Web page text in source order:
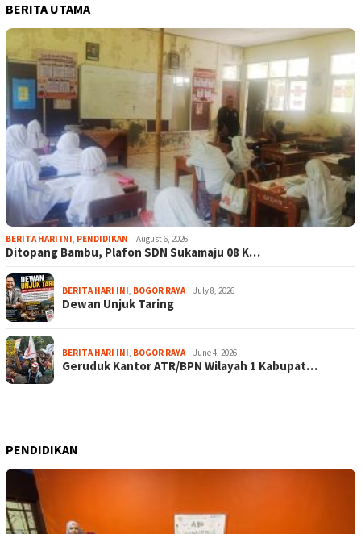
BERITA UTAMA
BERITA HARI INI, PENDIDIKAN August 6, 2026
Ditopang Bambu, Plafon SDN Sukamaju 08 K…
BERITA HARI INI, BOGOR RAYA July 8, 2026
Dewan Unjuk Taring
BERITA HARI INI, BOGOR RAYA June 4, 2026
Geruduk Kantor ATR/BPN Wilayah 1 Kabupat…
PENDIDIKAN